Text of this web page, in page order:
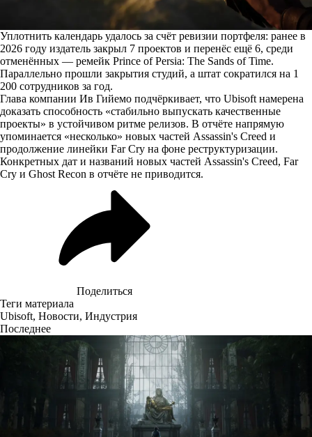
Уплотнить календарь удалось за счёт ревизии портфеля: ранее в
2026 году издатель закрыл 7 проектов и перенёс ещё 6, среди
отменённых — ремейк Prince of Persia: The Sands of Time.
Параллельно прошли закрытия студий, а штат сократился на 1
200 сотрудников за год.
Глава компании Ив Гийемо подчёркивает, что Ubisoft намерена
доказать способность «стабильно выпускать качественные
проекты» в устойчивом ритме релизов. В отчёте напрямую
упоминается «несколько» новых частей Assassin's Creed и
продолжение линейки Far Cry на фоне реструктуризации.
Конкретных дат и названий новых частей Assassin's Creed, Far
Cry и Ghost Recon в отчёте не приводится.
Поделиться
Теги материала
Ubisoft, Новости, Индустрия
Последнее